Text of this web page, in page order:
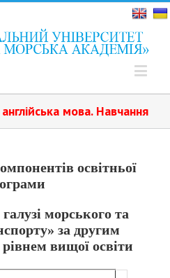
мова.️ Навчання
освітньої
морського та
за другим
вищої освіти